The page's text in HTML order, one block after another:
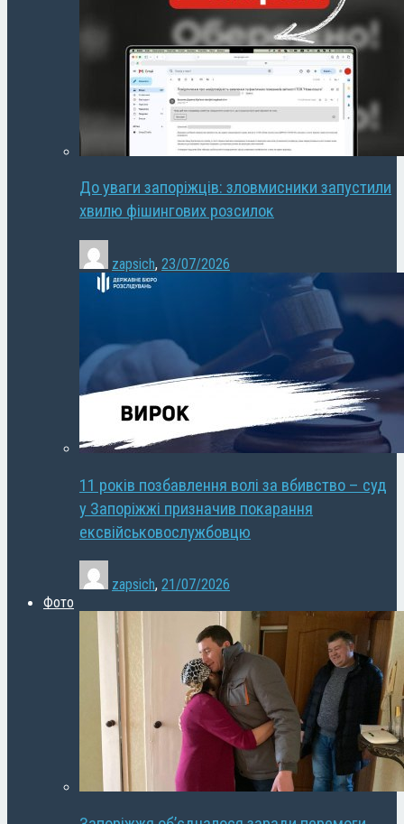
До уваги запоріжців: зловмисники запустили
хвилю фішингових розсилок
zapsich, 23/07/2026
11 років позбавлення волі за вбивство – суд
у Запоріжжі призначив покарання
ексвійськовослужбовцю
zapsich, 21/07/2026
Фото